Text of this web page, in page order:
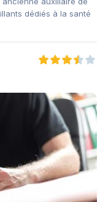
dédiés à la santé